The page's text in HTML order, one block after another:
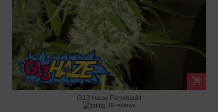
G13 Haze Feminizált
39 reviews